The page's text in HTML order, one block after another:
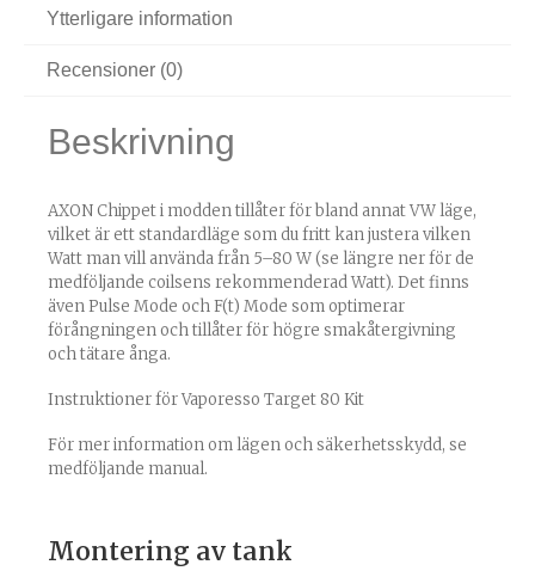
Ytterligare information
Recensioner (0)
Beskrivning
AXON Chippet i modden tillåter för bland annat VW läge,
vilket är ett standardläge som du fritt kan justera vilken
Watt man vill använda från 5–80 W (se längre ner för de
medföljande coilsens rekommenderad Watt). Det finns
även Pulse Mode och F(t) Mode som optimerar
förångningen och tillåter för högre smakåtergivning
och tätare ånga.
Instruktioner för Vaporesso Target 80 Kit
För mer information om lägen och säkerhetsskydd, se
medföljande manual.
Montering av tank